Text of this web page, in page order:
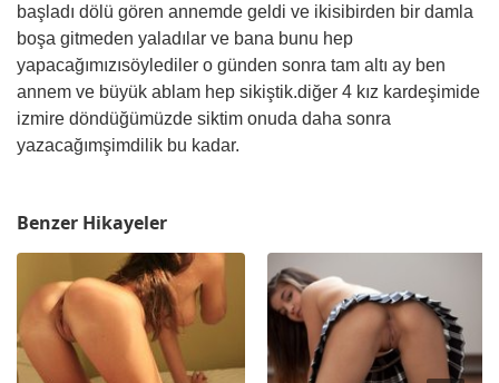
başladı dölü gören annemde geldi ve ikisibirden bir damla
boşa gitmeden yaladılar ve bana bunu hep
yapacağımızısöylediler o günden sonra tam altı ay ben
annem ve büyük ablam hep sikiştik.diğer 4 kız kardeşimide
izmire döndüğümüzde siktim onuda daha sonra
yazacağımşimdilik bu kadar.
Benzer Hikayeler